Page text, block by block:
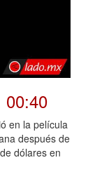
00:40
en la película
después de
dólares en